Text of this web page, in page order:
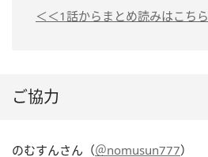
＜＜1話からまとめ読みはこちら
ご協力
のむすんさん（＠nomusun777）